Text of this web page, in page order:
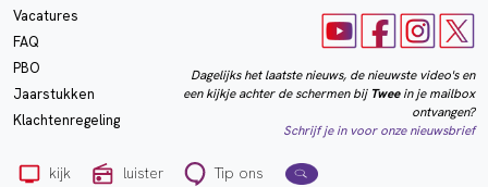
Vacatures
FAQ
PBO
Jaarstukken
Klachtenregeling
Dagelijks het laatste nieuws, de nieuwste video's en
een kijkje achter de schermen bij Tweein je mailbox
ontvangen?
Schrijf je in voor onze nieuwsbrief
kijk luister Tip ons